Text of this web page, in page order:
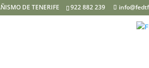
DE TENERIFE 922 882 239